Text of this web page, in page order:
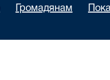
Громадянам